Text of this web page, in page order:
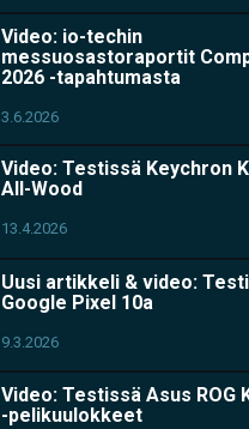
Video: io-techin
messuosastoraportit
2026 -tapahtumasta
3.6.2026
Video: Testissä Keychron
All-Wood
13.4.2026
Uusi artikkeli & video:
Google Pixel 10a
9.3.2026
Video: Testissä Asus ROG
-pelikuulokkeet